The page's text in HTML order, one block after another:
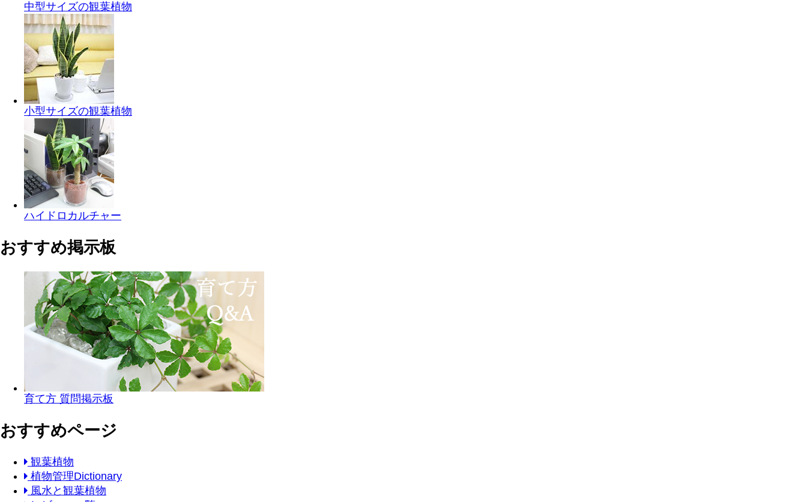
中型サイズの観葉植物
小型サイズの観葉植物
ハイドロカルチャー
おすすめ掲示板
育て方 質問掲示板
おすすめページ
観葉植物
植物管理Dictionary
風水と観葉植物